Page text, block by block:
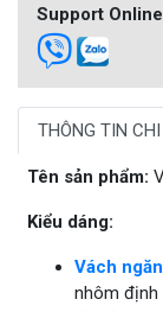
Support Online
THÔNG TIN
Tên sản phẩm:
Kiểu dáng:
Vách
nhôm định